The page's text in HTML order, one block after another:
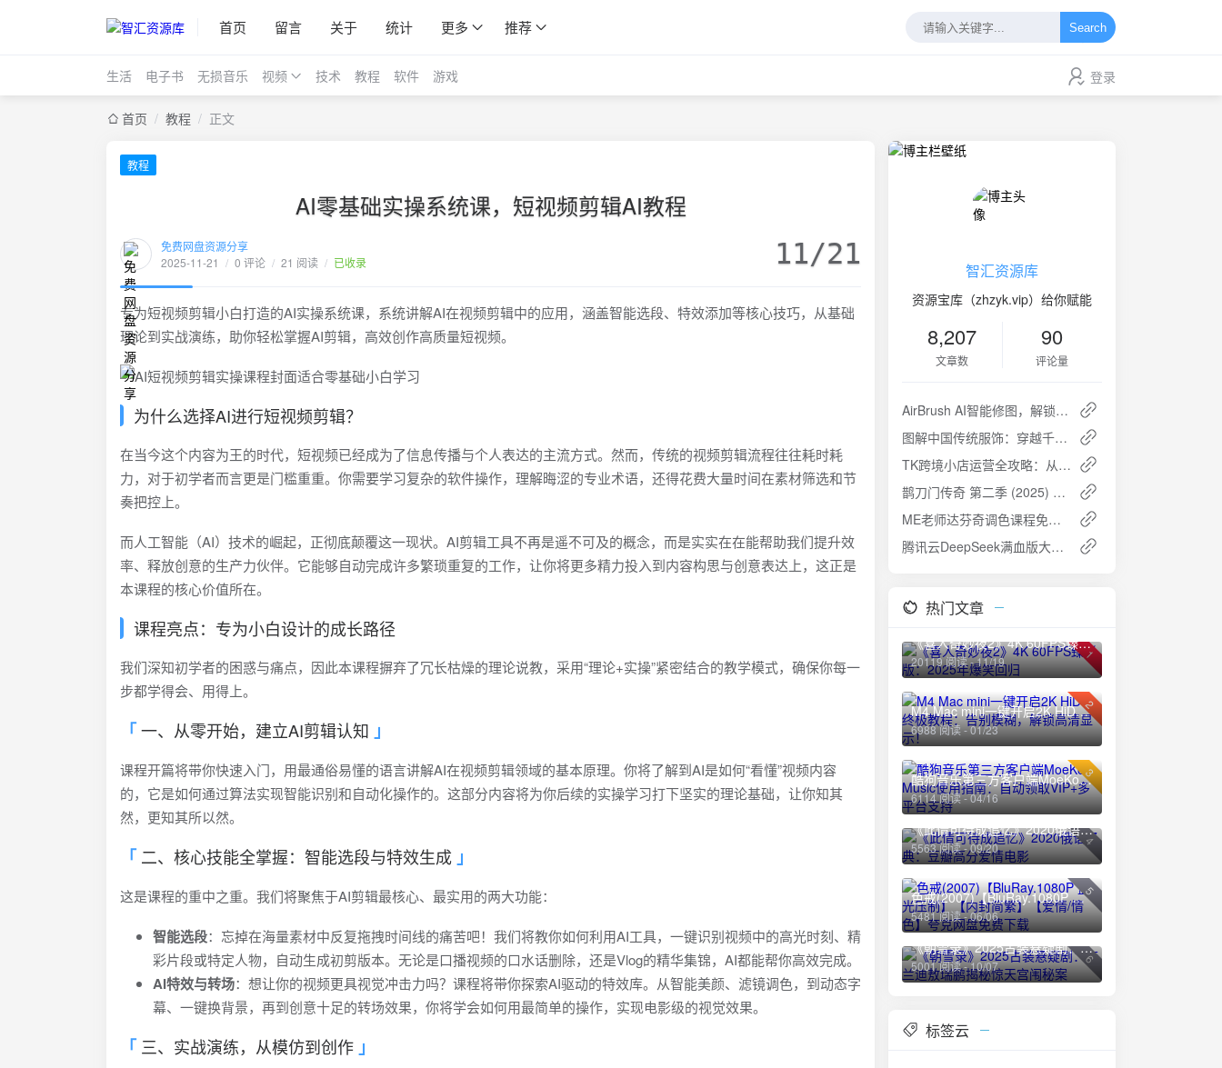
首页 留言 关于 统计 更多 推荐 Search
生活 电子书 无损音乐 视频 技术 教程 软件 游戏 登录
首页 / 教程 / 正文
教程
AI零基础实操系统课，短视频剪辑AI教程
免费网盘资源分享
2025-11-21 / 0 评论 / 21 阅读 / 已收录 11/21
专为短视频剪辑小白打造的AI实操系统课，系统讲解AI在视频剪辑中的应用，涵盖智能选段、特效添加等核心技巧，从基础
理论到实战演练，助你轻松掌握AI剪辑，高效创作高质量短视频。
为什么选择AI进行短视频剪辑？
在当今这个内容为王的时代，短视频已经成为了信息传播与个人表达的主流方式。然而，传统的视频剪辑流程往往耗时耗
力，对于初学者而言更是门槛重重。你需要学习复杂的软件操作，理解晦涩的专业术语，还得花费大量时间在素材筛选和节
奏把控上。
而人工智能（AI）技术的崛起，正彻底颠覆这一现状。AI剪辑工具不再是遥不可及的概念，而是实实在在能帮助我们提升效
率、释放创意的生产力伙伴。它能够自动完成许多繁琐重复的工作，让你将更多精力投入到内容构思与创意表达上，这正是
本课程的核心价值所在。
课程亮点：专为小白设计的成长路径
我们深知初学者的困惑与痛点，因此本课程摒弃了冗长枯燥的理论说教，采用“理论+实操”紧密结合的教学模式，确保你每一
步都学得会、用得上。
一、从零开始，建立AI剪辑认知
课程开篇将带你快速入门，用最通俗易懂的语言讲解AI在视频剪辑领域的基本原理。你将了解到AI是如何“看懂”视频内容
的，它是如何通过算法实现智能识别和自动化操作的。这部分内容将为你后续的实操学习打下坚实的理论基础，让你知其
然，更知其所以然。
二、核心技能全掌握：智能选段与特效生成
这是课程的重中之重。我们将聚焦于AI剪辑最核心、最实用的两大功能：
智能选段：忘掉在海量素材中反复拖拽时间线的痛苦吧！我们将教你如何利用AI工具，一键识别视频中的高光时刻、精
彩片段或特定人物，自动生成初剪版本。无论是口播视频的口水话删除，还是Vlog的精华集锦，AI都能帮你高效完成。
AI特效与转场：想让你的视频更具视觉冲击力吗？课程将带你探索AI驱动的特效库。从智能美颜、滤镜调色，到动态字
幕、一键换背景，再到创意十足的转场效果，你将学会如何用最简单的操作，实现电影级的视觉效果。
三、实战演练，从模仿到创作
智汇资源库
资源宝库（zhzyk.vip）给你赋能
8,207
文章数
90
评论量
AirBrush AI智能修图，解锁高级版，打造完美自拍
图解中国传统服饰：穿越千年的华服之美 [PDF]
TK跨境小店运营全攻略：从0到1快速盈利
鹊刀门传奇 第二季 (2025) 4K HDR Vivid 60FPS：武侠江湖再掀风云
ME老师达芬奇调色课程免费下载
腾讯云DeepSeek满血版大模型限时免费开放，2025年2月25日前速领AI红利
热门文章
1
《喜人奇妙夜2》4K 60FPS臻彩版：2025年爆笑回归
20119 阅读 - 11/19
2
M4 Mac mini一键开启2K HiDPI终极教程：告别模糊，解锁高清显示！
6988 阅读 - 01/23
3
酷狗音乐第三方客户端MoeKoe Music使用指南：自动领取VIP+多平台支持
6114 阅读 - 04/16
4
《此情可待成追忆》2020俄语经典：豆瓣高分爱情电影
5563 阅读 - 09/20
5
色戒(2007)【BluRay.1080P 蓝光压制】【内封简繁】【爱情/情色】夸克网盘免费下载
5481 阅读 - 06/06
6
《朝雪录》2025古装悬疑剧：李兰迪敖瑞鹏揭秘惊天宫闱秘案
5001 阅读 - 10/07
标签云